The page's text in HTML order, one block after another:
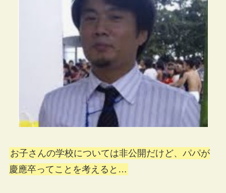
お子さんの学校については非公開だけど、パパが
慶應卒ってことを考えると…